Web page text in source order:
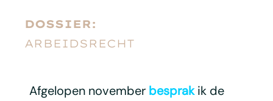
DOSSIER:
ARBEIDSRECHT
Afgelopen november besprakik de